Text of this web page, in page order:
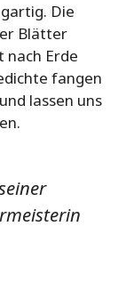
Die
Blätter
nach Erde
fangen
lassen uns